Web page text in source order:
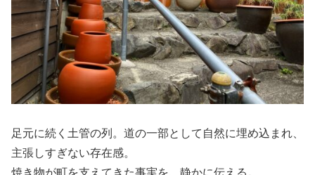
足元に続く土管の列。道の一部として自然に埋め込まれ、
主張しすぎない存在感。